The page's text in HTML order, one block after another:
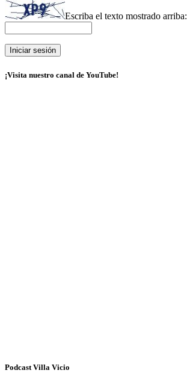
Escriba el texto mostrado arriba:
¡Visita nuestro canal de YouTube!
Podcast Villa Vicio